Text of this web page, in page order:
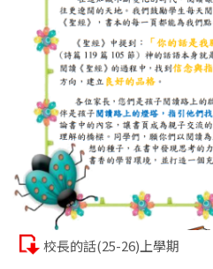
校長的話(25-26)上學期